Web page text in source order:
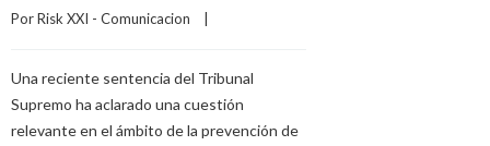
Por Risk XXI - Comunicacion
Una reciente sentencia del Tribunal
Supremo ha aclarado una cuestión
relevante en el ámbito de la prevención de